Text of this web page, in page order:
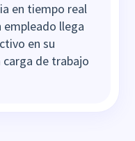
en tiempo real
llega
en su
de trabajo